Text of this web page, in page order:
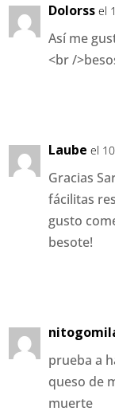
Dolorss el
Así me
<br /
Laube el
Gracias
fácilitas
gusto
besote!
prueba a
queso de
muerte